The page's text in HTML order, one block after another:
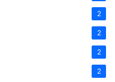
2
2
2
2